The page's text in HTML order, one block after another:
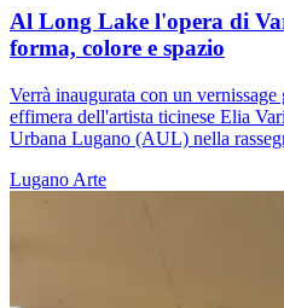
Al Long Lake l'opera di
forma, colore e spazio
Verrà inaugurata con un
effimera dell'artista ticinese Elia
Urbana Lugano (AUL) nella
Lugano Arte